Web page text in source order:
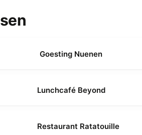
Goesting Nuenen
Lunchcafé Beyond
Restaurant Ratatouille